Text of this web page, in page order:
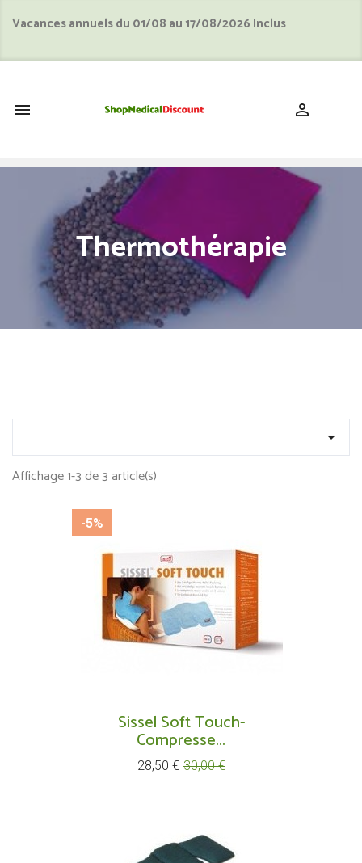
Vacances annuels du 01/08 au 17/08/2026 Inclus
 
Thermothérapie

Affichage 1-3 de 3 article(s)
Sissel Soft Touch-
Compresse...
Prix
28,50 € Prix
30,00 €
-5%